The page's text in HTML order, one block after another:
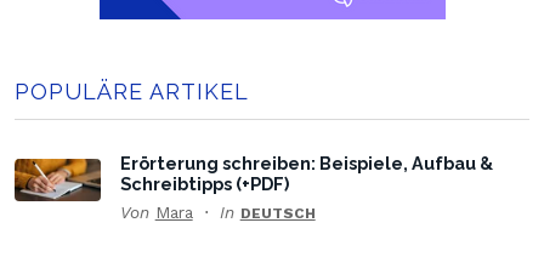
POPULÄRE ARTIKEL
Erörterung schreiben: Beispiele, Aufbau &
Schreibtipps (+PDF)
Von Mara In DEUTSCH